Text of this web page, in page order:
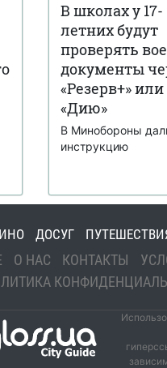
В школах у 17-
летних будут
проверять
документы
«Резерв+» или
«Дию»
В Минобороны
инструкцию
ДОСУГ
О НАС КОНТАКТЫ